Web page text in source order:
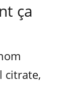
ça
citrate,